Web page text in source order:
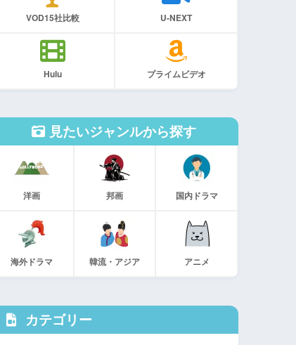
VOD15社比較 U-NEXT
Hulu プライムビデオ
見たいジャンルから探す
洋画 邦画 国内ドラマ
海外ドラマ 韓流・アジア アニメ
カテゴリー